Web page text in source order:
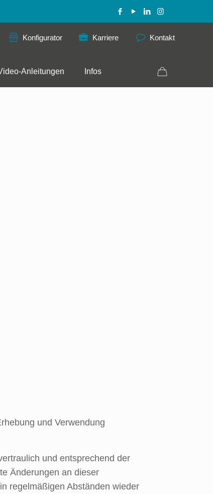
Anleitungen Infos
Konfigurator Karriere Kontakt
und Verwendung
und entsprechend der
Änderungen an dieser
regelmäßigen Abständen wieder